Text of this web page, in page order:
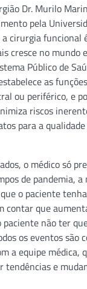
Dr. Murilo
pela
a cirurgia funcional
cresce no mundo
Público de
as
ou periférico, e
riscos
para a
o médico só
de pandemia, a
o paciente
contar que
não ter
os eventos são
a equipe médica,
e